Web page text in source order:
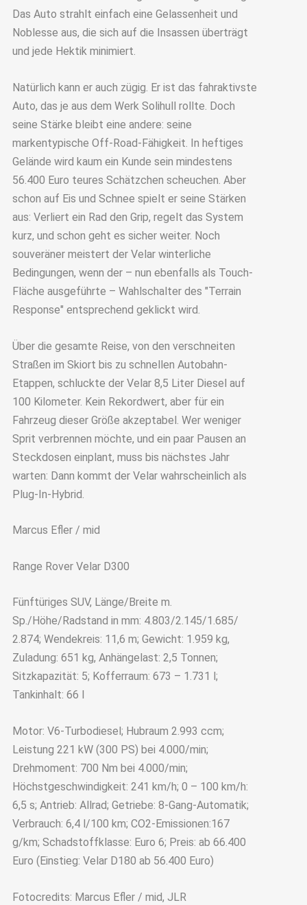
Das Auto strahlt einfach eine Gelassenheit und
Noblesse aus, die sich auf die Insassen überträgt
und jede Hektik minimiert.
Natürlich kann er auch zügig. Er ist das fahraktivste
Auto, das je aus dem Werk Solihull rollte. Doch
seine Stärke bleibt eine andere: seine
markentypische Off-Road-Fähigkeit. In heftiges
Gelände wird kaum ein Kunde sein mindestens
56.400 Euro teures Schätzchen scheuchen. Aber
schon auf Eis und Schnee spielt er seine Stärken
aus: Verliert ein Rad den Grip, regelt das System
kurz, und schon geht es sicher weiter. Noch
souveräner meistert der Velar winterliche
Bedingungen, wenn der – nun ebenfalls als Touch-
Fläche ausgeführte – Wahlschalter des "Terrain
Response" entsprechend geklickt wird.
Über die gesamte Reise, von den verschneiten
Straßen im Skiort bis zu schnellen Autobahn-
Etappen, schluckte der Velar 8,5 Liter Diesel auf
100 Kilometer. Kein Rekordwert, aber für ein
Fahrzeug dieser Größe akzeptabel. Wer weniger
Sprit verbrennen möchte, und ein paar Pausen an
Steckdosen einplant, muss bis nächstes Jahr
warten: Dann kommt der Velar wahrscheinlich als
Plug-In-Hybrid.
Marcus Efler / mid
Range Rover Velar D300
Fünftüriges SUV, Länge/Breite m.
Sp./Höhe/Radstand in mm: 4.803/2.145/1.685/
2.874; Wendekreis: 11,6 m; Gewicht: 1.959 kg,
Zuladung: 651 kg, Anhängelast: 2,5 Tonnen;
Sitzkapazität: 5; Kofferraum: 673 – 1.731 l;
Tankinhalt: 66 l
Motor: V6-Turbodiesel; Hubraum 2.993 ccm;
Leistung 221 kW (300 PS) bei 4.000/min;
Drehmoment: 700 Nm bei 4.000/min;
Höchstgeschwindigkeit: 241 km/h; 0 – 100 km/h:
6,5 s; Antrieb: Allrad; Getriebe: 8-Gang-Automatik;
Verbrauch: 6,4 l/100 km; CO2-Emissionen:167
g/km; Schadstoffklasse: Euro 6; Preis: ab 66.400
Euro (Einstieg: Velar D180 ab 56.400 Euro)
Fotocredits: Marcus Efler / mid, JLR